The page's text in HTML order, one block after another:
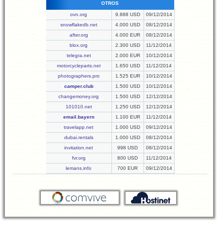
OTROS
ovn.org 9.888 USD
09/12/2014
snowflakedb.net
4.000 USD
08/12/2014
after.org
4.000 EUR
08/12/2014
blox.org
2.300 USD
11/12/2014
telegra.net
2.000 EUR
10/12/2014
motorcycleparts.net
1.650 USD
11/12/2014
photographers.pro
1.525 EUR
10/12/2014
camper.club
1.500 USD
10/12/2014
changemoney.org
1.500 USD
12/12/2014
101010.net
1.250 USD
12/12/2014
email.bayern
1.100 EUR
11/12/2014
travelapp.net
1.000 USD
09/12/2014
dubai.rentals
1.000 USD
08/12/2014
invitation.net
998 USD
08/12/2014
fvr.org
800 USD
11/12/2014
lemans.info
700 EUR 09/12/2014